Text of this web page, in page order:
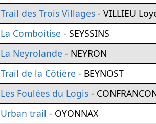
Trail des Trois Villages - VILLIEU
La Comboitise - SEYSSINS
La Neyrolande - NEYRON
Trail de la Côtière - BEYNOST
Les Foulées du Logis -
Urban trail - OYONNAX